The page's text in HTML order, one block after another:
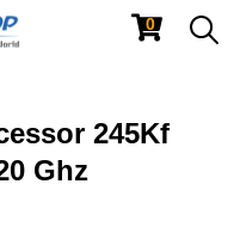
0
245Kf
Ghz